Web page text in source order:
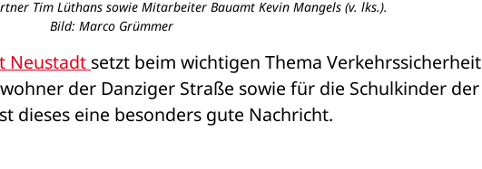
Tim Lüthans sowie Mitarbeiter Bauamt Kevin Mangels (v. lks.).
Bild: Marco Grümmer
Neustadt setzt beim wichtigen Thema Verkehrssicherheit
dieses eine besonders gute Nachricht.